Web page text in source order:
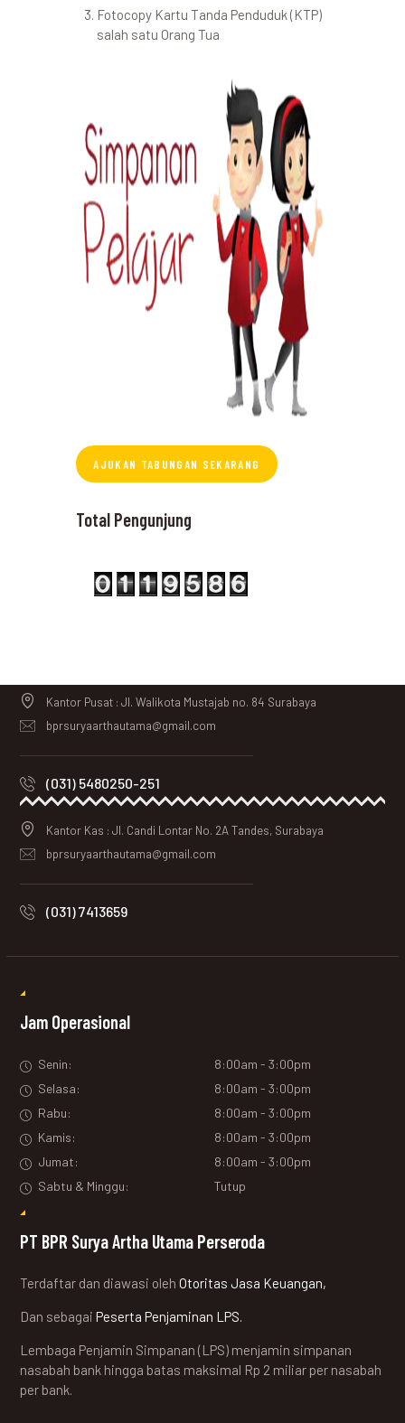
Fotocopy Kartu Tanda Penduduk (KTP)
salah satu Orang Tua
AJUKAN TABUNGAN SEKARANG
Total Pengunjung
Kantor Pusat : Jl. Walikota Mustajab no. 84 Surabaya
bprsuryaarthautama@gmail.com
(031) 5480250-251
Kantor Kas : Jl. Candi Lontar No. 2A Tandes, Surabaya
bprsuryaarthautama@gmail.com
(031) 7413659
Jam Operasional
Senin:
8:00am - 3:00pm
Selasa:
8:00am - 3:00pm
Rabu:
8:00am - 3:00pm
Kamis:
8:00am - 3:00pm
Jumat:
8:00am - 3:00pm
Sabtu & Minggu:
Tutup
PT BPR Surya Artha Utama Perseroda
Terdaftar dan diawasi olehOtoritas Jasa Keuangan,
Dan sebagaiPeserta Penjaminan LPS.
Lembaga Penjamin Simpanan (LPS) menjamin simpanan
nasabah bank hingga batas maksimal Rp 2 miliar per nasabah
per bank.